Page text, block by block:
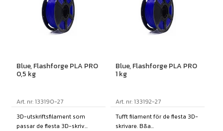
Blue, Flashforge PLA PRO
0,5 kg
Art. nr: 133190-27
3D-utskriftsfilament som
passar de flesta 3D-skriv...
Blue, Flashforge PLA PRO
1 kg
Art. nr: 133192-27
Tufft filament för de flesta 3D-
skrivare. B&a...